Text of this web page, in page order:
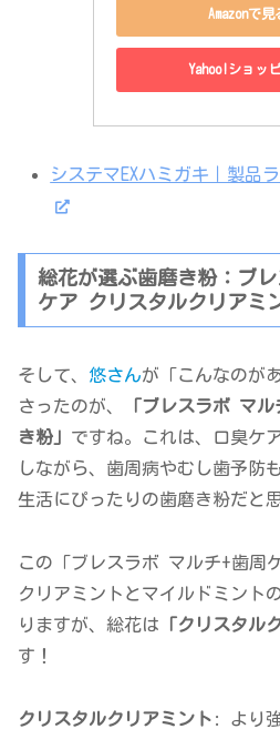
Amazonで見
Yahoo!ショッ
システマEXハミガキ｜製品
総花が選ぶ歯磨き粉：ブ
ケア クリスタルクリアミ
そして、 悠さんが「こんなのが
さったのが、
「ブレスラボ マ
き粉」 ですね。これは、口臭ケ
しながら、歯周病やむし歯予防
生活にぴったりの歯磨き粉だと
この「ブレスラボ マルチ+歯周
クリアミントとマイルドミント
りますが、総花は 「クリスタル
す！
クリスタルクリアミント : より